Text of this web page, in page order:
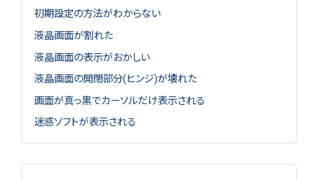
初期設定の方法がわからない
液晶画面が割れた
液晶画面の表示がおかしい
液晶画面の開閉部分(ヒンジ)が壊れた
画面が真っ黒でカーソルだけ表示される
迷惑ソフトが表示される